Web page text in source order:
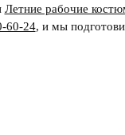
Летние рабочие
60-24, и мы